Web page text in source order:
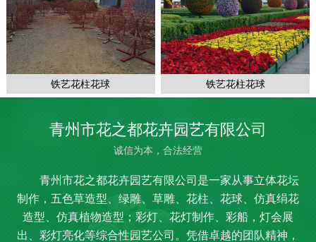
铁艺花柱花球 铁艺花柱花球
青州市花之都花卉园艺有限公司
诚信为本，合法经营
青州市花之都花卉园艺有限公司是一家从事立体花坛
制作，五色草造型、绿雕、草雕、花柱、花球、仿真绢花
造型、仿真植物造型；彩灯、花灯制作、彩船，灯会展
出、彩灯亮化等综合性园艺公司。凭借卓越的团队精神，